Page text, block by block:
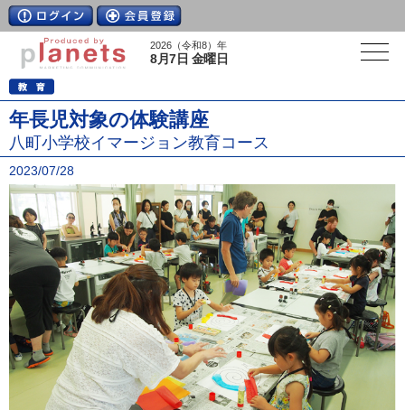
2026（令和8）年
8月7日 金曜日
年長児対象の体験講座
八町小学校イマージョン教育コース
2023/07/28